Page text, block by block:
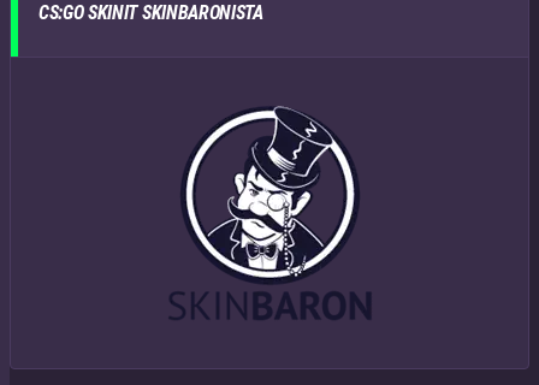
CS:GO SKINIT SKINBARONISTA